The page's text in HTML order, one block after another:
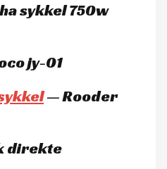
sykkel 750w
jy-01
— Rooder
direkte